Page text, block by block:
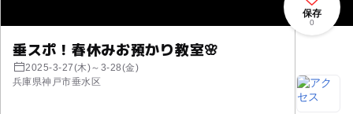
垂スポ！春休みお預かり教室🌸
2025-3-27(木)～3-28(金)
兵庫県神戸市垂水区
保存
0